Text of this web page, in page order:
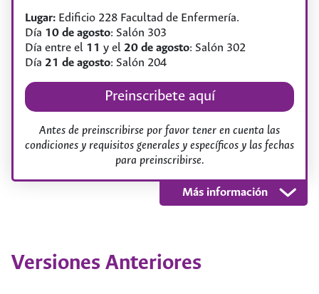
Lugar: Edificio 228 Facultad de Enfermería.
Día 10 de agosto: Salón 303
Día entre el 11 y el 20 de agosto: Salón 302
Día 21 de agosto: Salón 204
Preinscribete aquí
Antes de preinscribirse por favor tener en cuenta las
condiciones y requisitos generales y específicos y las fechas
para preinscribirse.
RequisitosMás información
Versiones Anteriores